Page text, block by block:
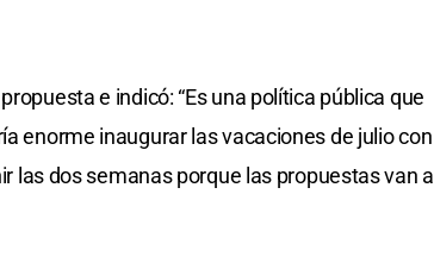
e indicó: “Es una política pública que
enorme inaugurar las vacaciones de julio con
las dos semanas porque las propuestas van a